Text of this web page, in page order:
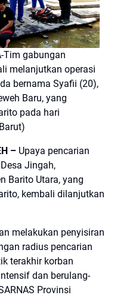
Tim gabungan
melanjutkan operasi
bernama Syafii (20),
Baru, yang
pada hari
– Upaya pencarian
Jingah,
Barito Utara, yang
kembali dilanjutkan
melakukan penyisiran
radius pencarian
terakhir korban
dan berulang-
Provinsi